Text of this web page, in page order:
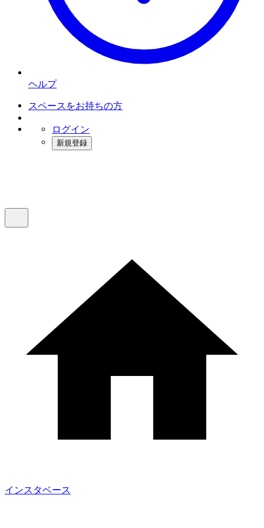
ヘルプ
スペースをお持ちの方
ログイン
新規登録
インスタベース